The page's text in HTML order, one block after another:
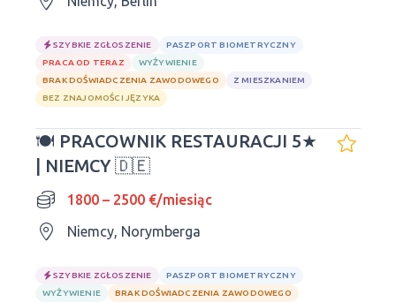
SZYBKIE ZGŁOSZENIE
PASZPORT BIOMETRYCZNY
PRACA OD TERAZ
WYŻYWIENIE
BRAK DOŚWIADCZENIA ZAWODOWEGO
Z MIESZKANIEM
BEZ ZNAJOMOŚCI JĘZYKA
🍽 PRACOWNIK RESTAURACJI 5★
| NIEMCY 🇩🇪
1800 – 2500 €/miesiąc
Niemcy, Norymberga
SZYBKIE ZGŁOSZENIE
PASZPORT BIOMETRYCZNY
WYŻYWIENIE
BRAK DOŚWIADCZENIA ZAWODOWEGO